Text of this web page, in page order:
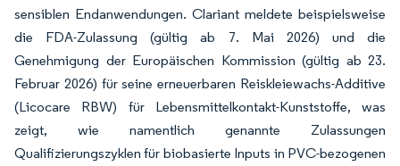
sensiblen Endanwendungen. Clariant meldete beispielsweise
die FDA-Zulassung (gültig ab 7. Mai 2026) und die
Genehmigung der Europäischen Kommission (gültig ab 23.
Februar 2026) für seine erneuerbaren Reiskleiewachs-Additive
(Licocare RBW) für Lebensmittelkontakt-Kunststoffe, was
zeigt, wie namentlich genannte Zulassungen
Qualifizierungszyklen für biobasierte Inputs in PVC-bezogenen